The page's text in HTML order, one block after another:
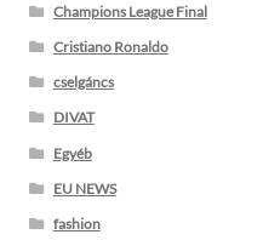
Champions League Final
Cristiano Ronaldo
cselgáncs
DIVAT
Egyéb
EU NEWS
fashion